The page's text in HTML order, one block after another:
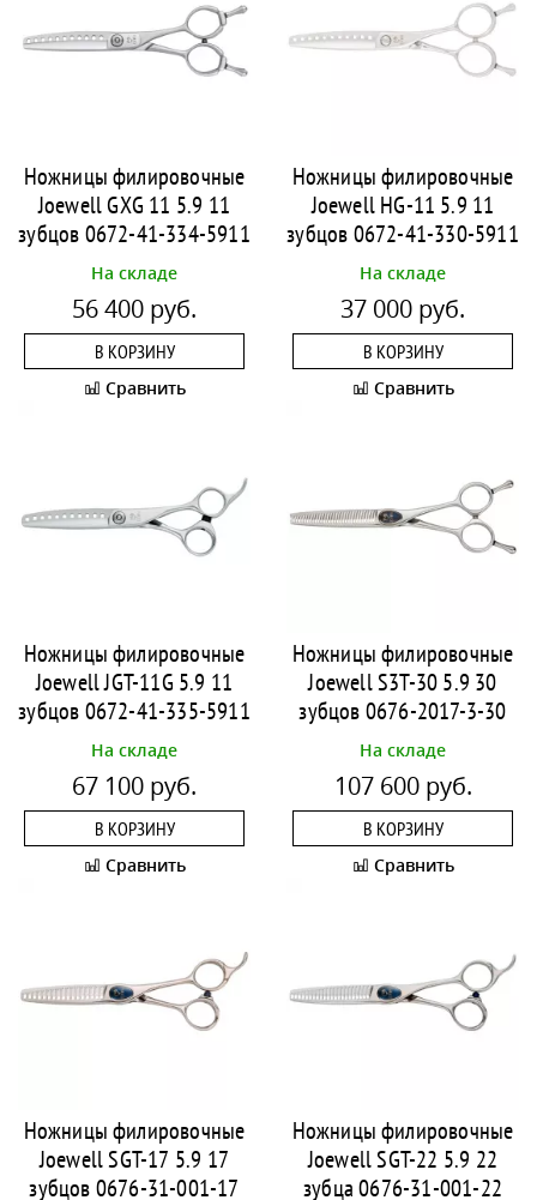
Ножницы филировочные
Joewell GXG 11 5.9 11
зубцов 0672-41-334-5911
На складе
56 400 руб.
В КОРЗИНУ
Сравнить
Ножницы филировочные
Joewell HG-11 5.9 11
зубцов 0672-41-330-5911
На складе
37 000 руб.
В КОРЗИНУ
Сравнить
Ножницы филировочные
Joewell JGT-11G 5.9 11
зубцов 0672-41-335-5911
На складе
67 100 руб.
В КОРЗИНУ
Сравнить
Ножницы филировочные
Joewell S3T-30 5.9 30
зубцов 0676-2017-3-30
На складе
107 600 руб.
В КОРЗИНУ
Сравнить
Ножницы филировочные
Joewell SGT-17 5.9 17
зубцов 0676-31-001-17
Ножницы филировочные
Joewell SGT-22 5.9 22
зубца 0676-31-001-22